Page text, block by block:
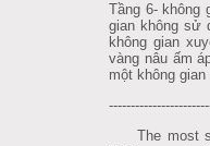
Tầng 6- không
gian không sử
không gian
vàng nâu ấm
một không
The most